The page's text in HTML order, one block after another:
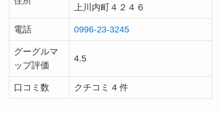
上川内町４２４６
電話 0996-23-3245
グーグルマ
ップ評価
4.5
口コミ数 クチコミ 4 件